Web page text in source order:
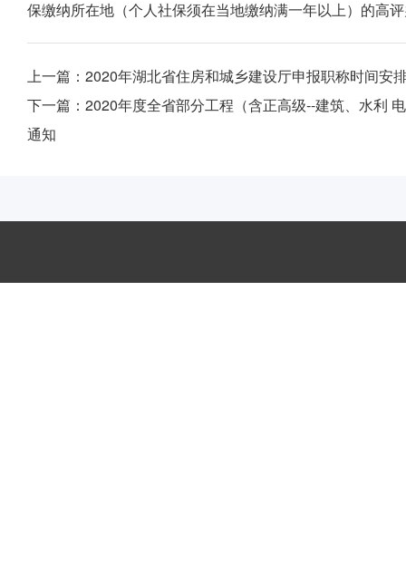
保缴纳所在地（个人社保须在当地缴纳满一年以上）的高
上一篇： 2020年湖北省住房和城乡建设厅申报职称时间安
下一篇： 2020年度全省部分工程（含正高级--建筑、水利
通知